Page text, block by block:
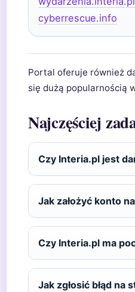
cyberrescue.info
Portal oferuje również
się dużą popularnością
Najczęściej
Czy Interia.pl jest
Jak założyć konto
Czy Interia.pl ma
Jak zgłosić błąd na